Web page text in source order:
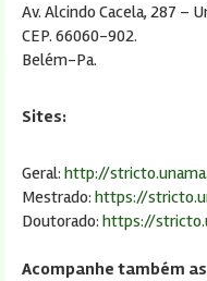
Av. Alcindo Cacela, 287 –
CEP. 66060-902.
Belém-Pa.
Sites:
Geral: http://
Mestrado: https://
Doutorado: https://
Acompanhe também